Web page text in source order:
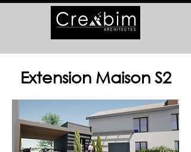
Extension Maison S2